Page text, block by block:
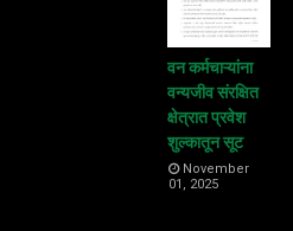
वन कर्मचाऱ्यांना
वन्यजीव संरक्षित
क्षेत्रात प्रवेश
शुल्कातून सूट
November
01, 2025